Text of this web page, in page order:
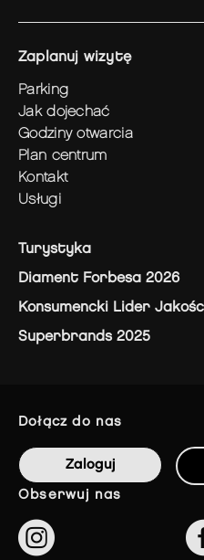
zaplanuj wizytę
parking
jak dojechać
godziny otwarcia
plan centrum
kontakt
usługi
Turystyka
Diament Forbesa 2026
Konsumencki Lider
Superbrands 2025
dołącz do nas
Zaloguj
obserwuj nas